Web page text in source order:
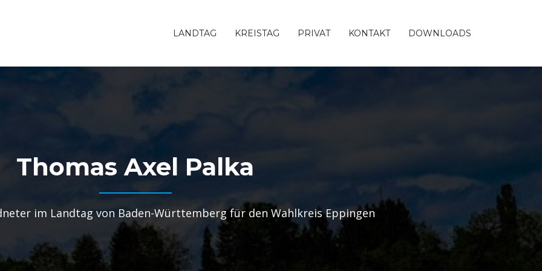
LANDTAG KREISTAG PRIVAT KONTAKT DOWNLOADS
Thomas Axel Palka
im Landtag von Baden-Württemberg für den Wahlkreis Eppingen